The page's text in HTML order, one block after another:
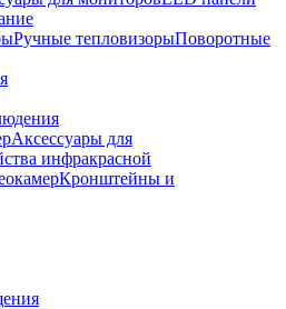
Ручные тепловизорыПоворотные
Аксессуары для
инфракрасной
Кронштейны и